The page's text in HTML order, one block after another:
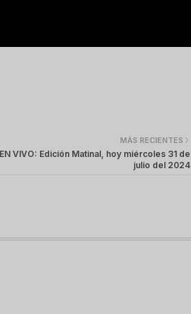
MÁS RECIENTES
VIVO: Edición Matinal, hoy miércoles 31 de
julio del 2024